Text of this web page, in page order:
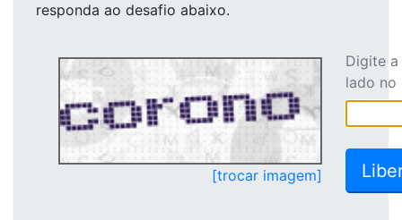
responda ao desafio abaixo.
[trocar imagem]
Digite
lado no